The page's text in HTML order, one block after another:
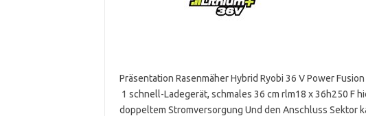
Präsentation Rasenmäher Hybrid Ryobi 36 V Power
1 schnell-Ladegerät, schmales 36 cm rlm18 x 36h250 F
doppeltem Stromversorgung Und den Anschluss Sektor